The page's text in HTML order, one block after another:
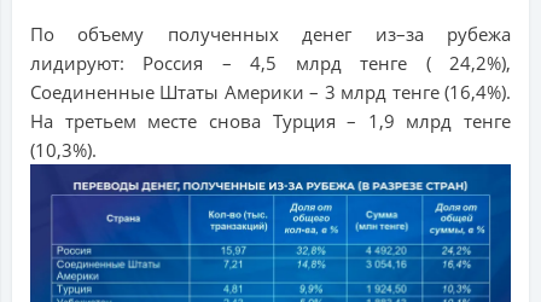
По объему полученных денег из–за рубежа
лидируют: Россия – 4,5 млрд тенге ( 24,2%),
Соединенные Штаты Америки – 3 млрд тенге (16,4%).
На третьем месте снова Турция – 1,9 млрд тенге
(10,3%).